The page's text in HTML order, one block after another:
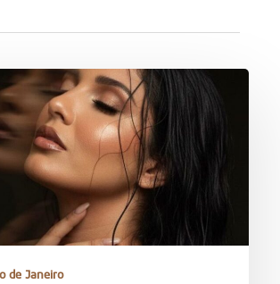
de Janeiro